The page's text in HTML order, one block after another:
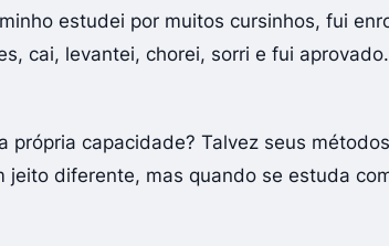
estudei por muitos cursinhos, fui
cai, levantei, chorei, sorri e fui
própria capacidade? Talvez seus
diferente, mas quando se estuda